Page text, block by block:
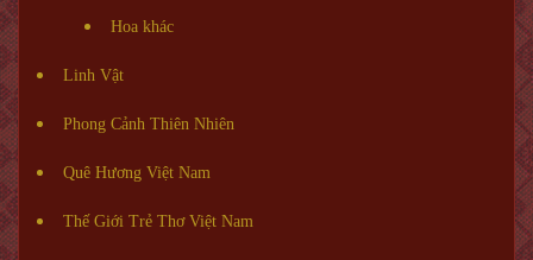
Hoa khác
Linh Vật
Phong Cảnh Thiên Nhiên
Quê Hương Việt Nam
Thế Giới Trẻ Thơ Việt Nam